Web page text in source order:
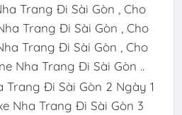
Trang Đi Sài Gòn , Cho
Trang Đi Sài Gòn , Cho
Trang Đi Sài Gòn , Cho
Nha Trang Đi Sài Gòn ..
Trang Đi Sài Gòn 2 Ngày 1
Nha Trang Đi Sài Gòn 3